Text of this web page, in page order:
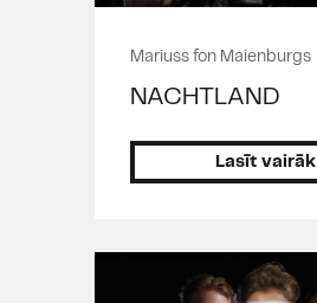
Mariuss fon Maienburgs
NACHTLAND
Lasīt vairāk